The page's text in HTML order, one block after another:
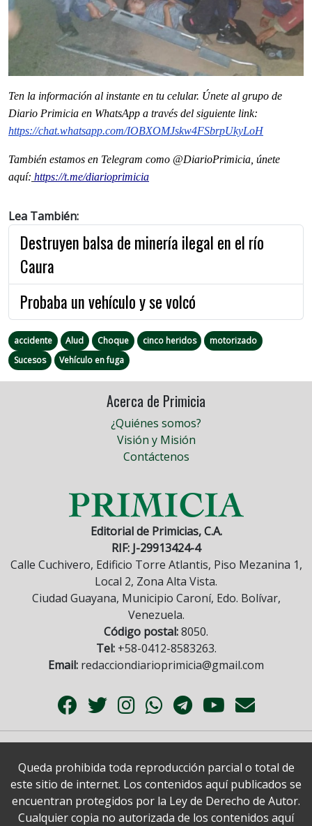
Ten la información al instante en tu celular. Únete al grupo de
Diario Primicia en WhatsApp a través del siguiente link:
https://chat.whatsapp.com/IOBXOMJskw4FSbrpUkyLoH
También estamos en Telegram como @DiarioPrimicia, únete
aquí: https://t.me/diarioprimicia
Lea También:
Destruyen balsa de minería ilegal en el río
Caura
Probaba un vehículo y se volcó
accidente Alud Choque cinco heridos
motorizado
Sucesos
Vehículo en fuga
Acerca de Primicia
¿Quiénes somos?
Visión y Misión
Contáctenos
Editorial de Primicias, C.A.
RIF: J-29913424-4
Calle Cuchivero, Edificio Torre Atlantis, Piso Mezanina 1,
Local 2, Zona Alta Vista.
Ciudad Guayana, Municipio Caroní, Edo. Bolívar,
Venezuela.
Código postal:8050.
Tel:+58-0412-8583263.
Email: redacciondiarioprimicia@gmail.com
Queda prohibida toda reproducción parcial o total de
este sitio de internet. Los contenidos aquí publicados se
encuentran protegidos por la Ley de Derecho de Autor.
Cualquier copia no autorizada de los contenidos aquí